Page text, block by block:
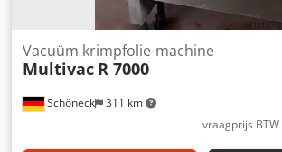
Schöneck 311 km
Vacuüm krimpfolie-machine
Multivac R 7000
vraagprijs